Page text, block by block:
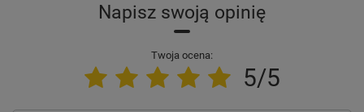
Napisz swoją opinię
Twoja ocena:
5/5